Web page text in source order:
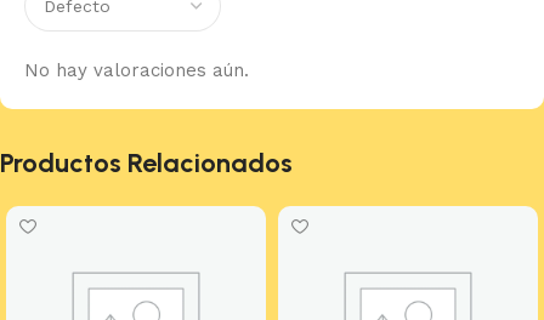
No hay valoraciones aún.
Productos Relacionados